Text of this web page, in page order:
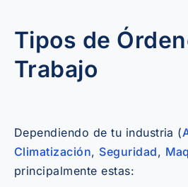
Tipos de
Trabajo
Dependiendo de tu industria (
Climatización, Seguridad,
principalmente estas: